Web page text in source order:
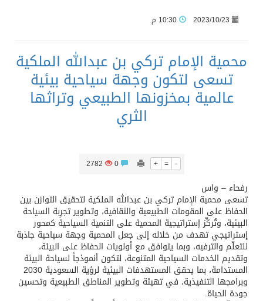
2023/10/23
محمية الإمام تركي بن عبدالله الملكية‬
تسعى لتكون وجهة سياحية بيئية
عالمية بمخزونها الطبيعي وتراثها
الثري
+ = -
0
2782
رفحاء – واس
تسعى محمية الإمام تركي بن عبدالله الملكية لتحقيق التوازن بين
الحفاظ على المقومات الطبيعية والثقافية، وتطوير تجرِبة السياحة
البيئية، وتُركِّز إستراتيجية المحمية على التنمية السياحية كمحور
إستراتيجي تهدف من خلاله إلى جعل المحمية وجهة سياحية جاذبة
للتعلّم والترفيه، وبما يتوافق مع أولويات الحفاظ على البيئة،
وتقديم الخدمات السياحية المتنوعة، لتكون أنموذجاً لسياحة البيئة
المستدامة، بما يحقق المستهدفات البيئية لرؤية السعودية 2030
وبرامجها التنفيذية، في تهيئة وتطوير المناطق الطبيعية وتحسين
جودة الحياة.